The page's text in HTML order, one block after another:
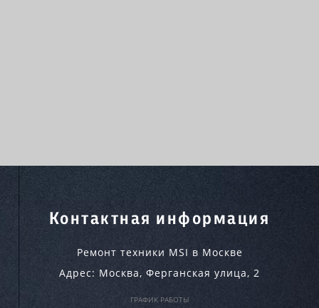
Контактная информация
Ремонт техники MSI в Москве
Адрес: Москва, Ферганская улица, 2
ГРАФИК РАБОТЫ